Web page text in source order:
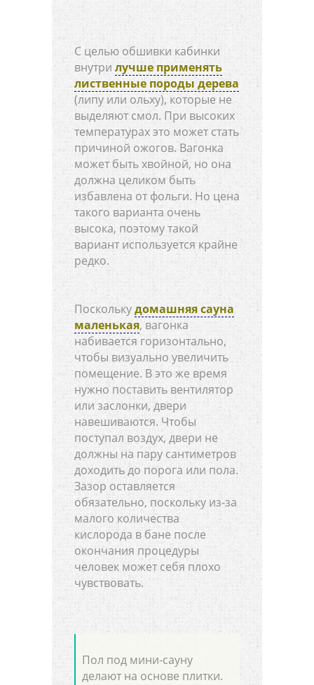
С целью обшивки кабинки
внутри лучше применять
лиственные породы дерева
(липу или ольху), которые не
выделяют смол. При высоких
температурах это может стать
причиной ожогов. Вагонка
может быть хвойной, но она
должна целиком быть
избавлена от фольги. Но цена
такого варианта очень
высока, поэтому такой
вариант используется крайне
редко.
Посколькудомашняя сауна
маленькая, вагонка
набивается горизонтально,
чтобы визуально увеличить
помещение. В это же время
нужно поставить вентилятор
или заслонки, двери
навешиваются. Чтобы
поступал воздух, двери не
должны на пару сантиметров
доходить до порога или пола.
Зазор оставляется
обязательно, поскольку из-за
малого количества
кислорода в бане после
окончания процедуры
человек может себя плохо
чувствовать.
Пол под мини-сауну
делают на основе плитки.